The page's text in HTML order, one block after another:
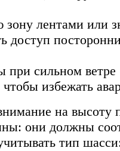
зону лентами или
доступ
при сильном
избежать
на высоту
они должны
тип